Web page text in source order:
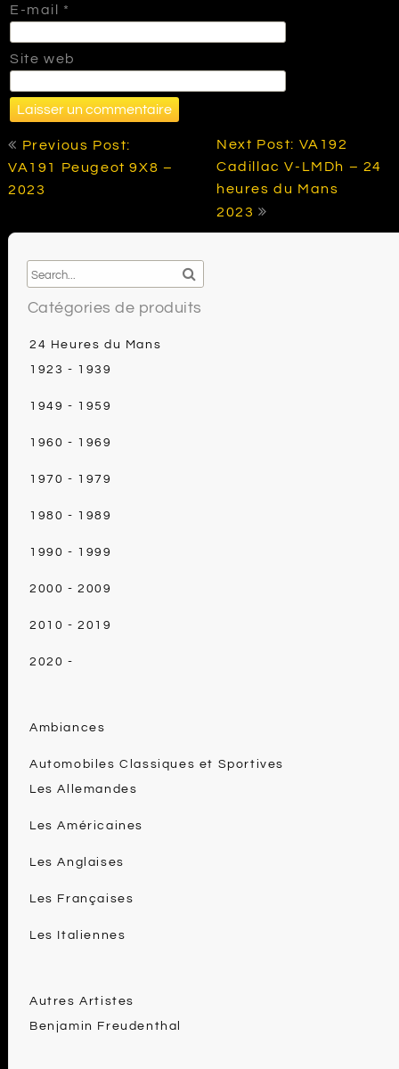
E-mail *
Site web
Navigation
Previous Post:
VA191 Peugeot 9X8 –
2023
Next Post: VA192
Cadillac V-LMDh – 24
heures du Mans
2023
Catégories de produits
24 Heures du Mans
1923 - 1939
1949 - 1959
1960 - 1969
1970 - 1979
1980 - 1989
1990 - 1999
2000 - 2009
2010 - 2019
2020 -
Ambiances
Automobiles Classiques et Sportives
Les Allemandes
Les Américaines
Les Anglaises
Les Françaises
Les Italiennes
Autres Artistes
Benjamin Freudenthal